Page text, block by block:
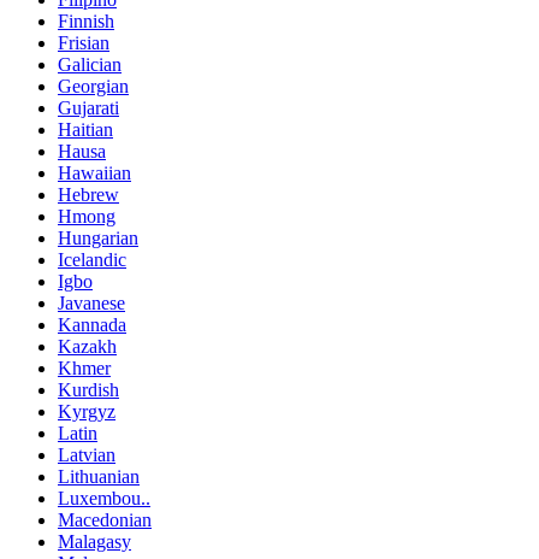
Finnish
Frisian
Galician
Georgian
Gujarati
Haitian
Hausa
Hawaiian
Hebrew
Hmong
Hungarian
Icelandic
Igbo
Javanese
Kannada
Kazakh
Khmer
Kurdish
Kyrgyz
Latin
Latvian
Lithuanian
Luxembou..
Macedonian
Malagasy